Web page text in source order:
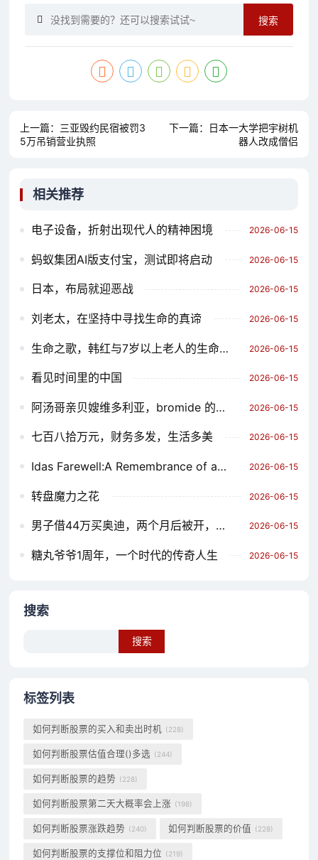
搜索
上一篇： 三亚毁约民宿被罚3
5万吊销营业执照
下一篇：
日本一大学把宇树机
器人改成僧侣
相关推荐
电子设备，折射出现代人的精神困境 2026-06-15
蚂蚁集团AI版支付宝，测试即将启动 2026-06-15
日本，布局就迎恶战 2026-06-15
刘老太，在坚持中寻找生命的真谛 2026-06-15
生命之歌，韩红与7岁以上老人的生命庆典 2026-06-15
看见时间里的中国 2026-06-15
阿汤哥亲贝嫂维多利亚，bromide 的新变体，引发热议 2026-06-15
七百八拾万元，财务多发，生活多美 2026-06-15
Idas Farewell:A Remembrance of a Generation of Children 2026-06-15
转盘魔力之花 2026-06-15
男子借44万买奥迪，两个月后被开，背后的真相与启示 2026-06-15
糖丸爷爷1周年，一个时代的传奇人生 2026-06-15
搜索
标签列表
如何判断股票的买入和卖出时机 (228)
如何判断股票估值合理()多选 (244)
如何判断股票的趋势 (228)
如何判断股票第二天大概率会上涨 (198)
如何判断股票涨跌趋势 (240) 如何判断股票的价值 (228)
如何判断股票的支撑位和阻力位 (219)